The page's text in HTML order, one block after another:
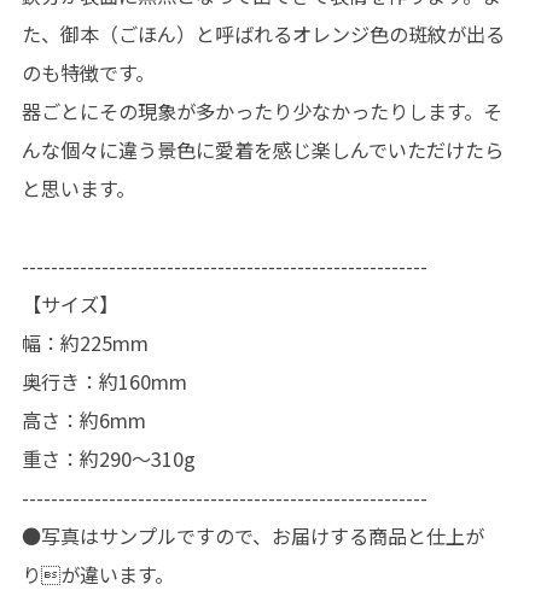
た、御本（ごほん）と呼ばれるオレンジ色の斑紋が出る
のも特徴です。
器ごとにその現象が多かったり少なかったりします。そ
んな個々に違う景色に愛着を感じ楽しんでいただけたら
と思います。
--------------------------------------------------------
【サイズ】
幅：約225mm
奥行き：約160mm
高さ：約6mm
重さ：約290〜310g
--------------------------------------------------------
●写真はサンプルですので、お届けする商品と仕上が
りが違います。